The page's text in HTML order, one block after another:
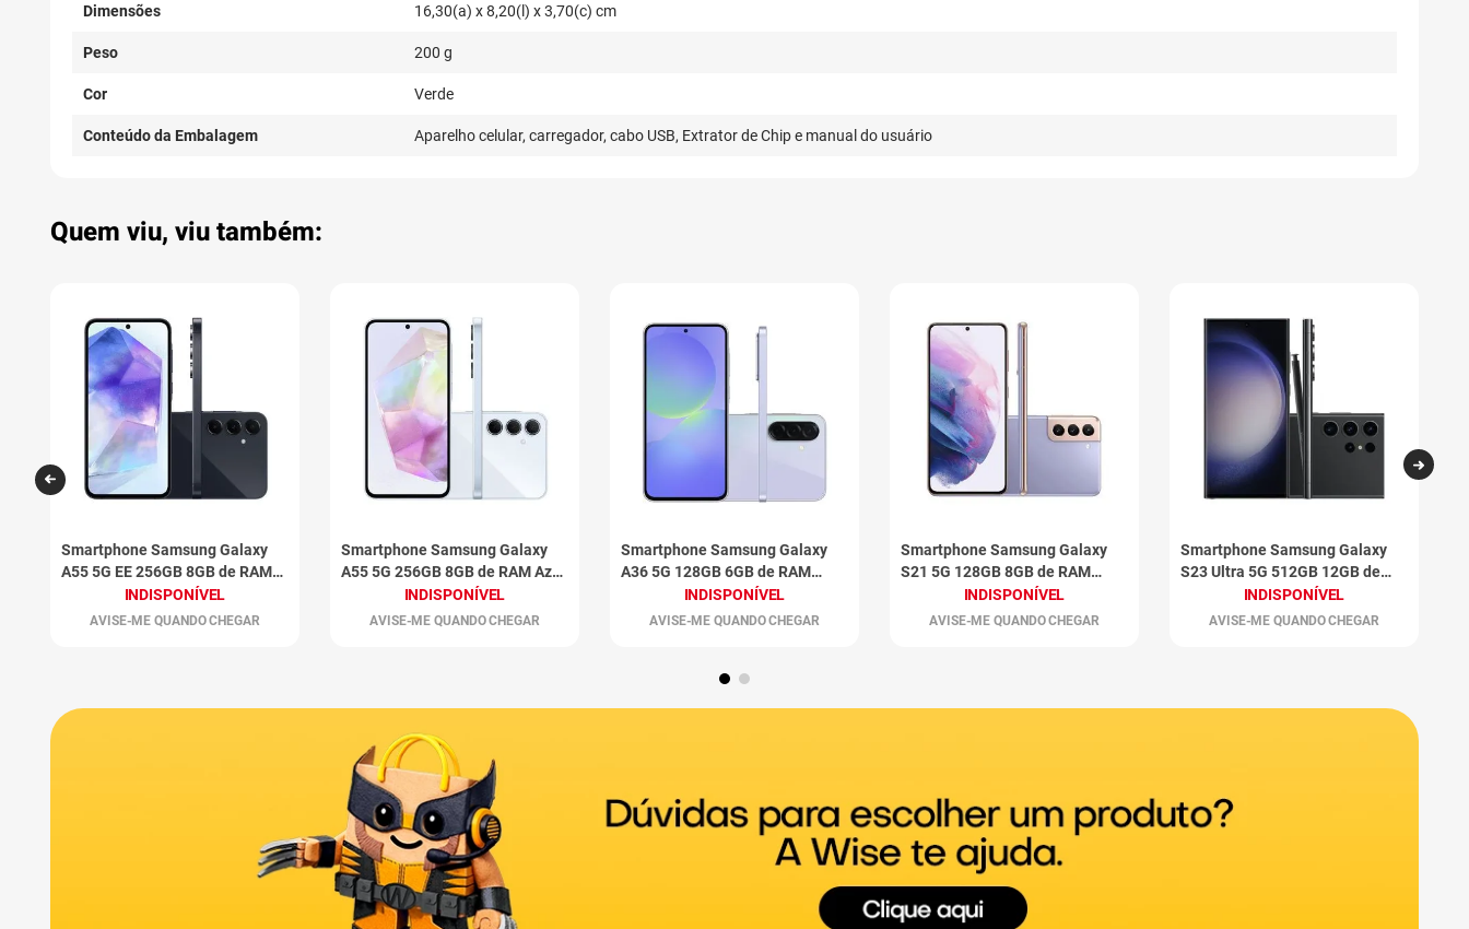
Dimensões 16,30(a) x 8,20(l) x 3,70(c) cm
Peso 200 g
Cor Verde
Conteúdo da Embalagem Aparelho celular, carregador, cabo USB, Extrator de Chip e manual do usuário
Quem viu, viu também:
Smartphone Samsung Galaxy
A55 5G EE 256GB 8GB de RAM
Azul EscuroINDISPONÍVEL
AVISE-ME QUANDO CHEGAR
Smartphone Samsung Galaxy
A55 5G 256GB 8GB de RAM Azul
INDISPONÍVEL
AVISE-ME QUANDO CHEGAR
Smartphone Samsung Galaxy
A36 5G 128GB 6GB de RAM
INDISPONÍVEL
AVISE-ME QUANDO CHEGAR
Smartphone Samsung Galaxy
S21 5G 128GB 8GB de RAM
INDISPONÍVEL
AVISE-ME QUANDO CHEGAR
Smartphone Samsung Galaxy
S23 Ultra 5G 512GB 12GB de
RAM GrafiteINDISPONÍVEL
AVISE-ME QUANDO CHEGAR